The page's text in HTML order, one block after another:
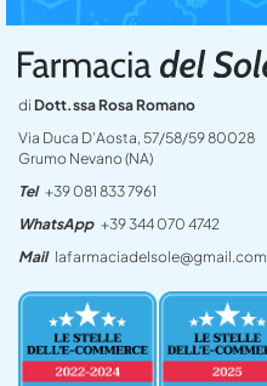
di Dott.ssa Rosa Romano
Via Duca D’Aosta, 57/58/59 80028
Grumo Nevano (NA)
Tel +39 081 833 7961
WhatsApp +39 344 070 4742
Mail lafarmaciadelsole@gmail.com